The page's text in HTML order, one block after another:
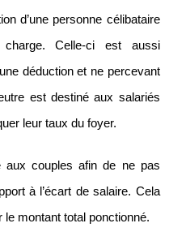
d’une personne célibataire
Celle-ci est aussi
déduction et ne percevant
est destiné aux salariés
leur taux du foyer.
aux couples afin de ne pas
à l’écart de salaire. Cela
le montant total ponctionné.